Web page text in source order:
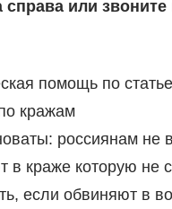
справа или
помощь по
кражам
россиянам не
в краже которую не
если обвиняют в